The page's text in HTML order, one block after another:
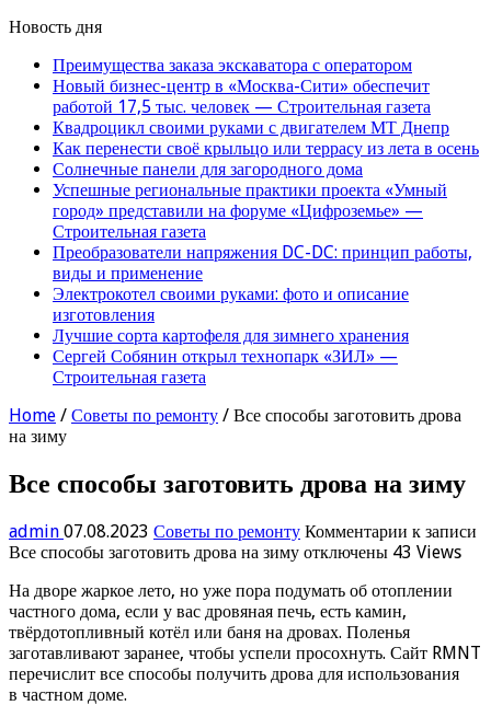
Новость дня
Преимущества заказа экскаватора с оператором
Новый бизнес-центр в «Москва-Сити» обеспечит
работой 17,5 тыс. человек — Строительная газета
Квадроцикл своими руками с двигателем МТ Днепр
Как перенести своё крыльцо или террасу из лета в осень
Солнечные панели для загородного дома
Успешные региональные практики проекта «Умный
город» представили на форуме «Цифроземье» —
Строительная газета
Преобразователи напряжения DC-DC: принцип работы,
виды и применение
Электрокотел своими руками: фото и описание
изготовления
Лучшие сорта картофеля для зимнего хранения
Сергей Собянин открыл технопарк «ЗИЛ» —
Строительная газета
Home / Советы по ремонту / Все способы заготовить дрова
на зиму
Все способы заготовить дрова на зиму
admin 07.08.2023 Советы по ремонту Комментарии к записи
Все способы заготовить дрова на зиму отключены 43 Views
На дворе жаркое лето, но уже пора подумать об отоплении
частного дома, если у вас дровяная печь, есть камин,
твёрдотопливный котёл или баня на дровах. Поленья
заготавливают заранее, чтобы успели просохнуть. Сайт RMNT
перечислит все способы получить дрова для использования
в частном доме.